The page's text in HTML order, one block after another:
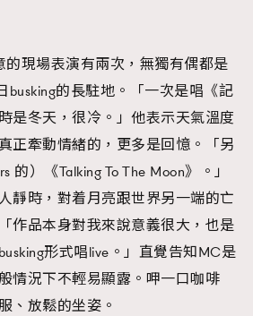
的現場表演有兩次，無獨有偶都是
的長駐地。「一次是唱《記
是冬天，很冷。」他表示天氣溫度
正牽動情緒的，更多是回憶。「另
的）《Talking To The Moon》。」
靜時，對着月亮跟世界另一端的亡
作品本身對我來說意義很大，也是
形式唱live。」直覺告知MC是
情況下不輕易顯露。呷一口咖啡
、放鬆的坐姿。